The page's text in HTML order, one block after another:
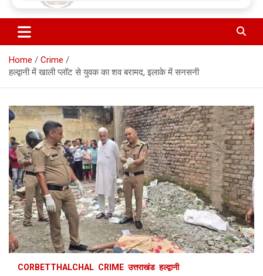
Corbett Halchal (कॉर्बेट हलचल)
Home
Crime
हल्द्वानी में खाली प्लॉट से युवक का शव बरामद, इलाके में सनसनी
CORBETTHALCHAL CRIME उत्तराखंड हल्द्वानी